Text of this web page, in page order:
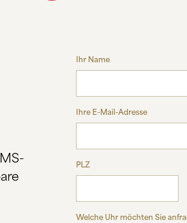
Ihr Name
Ihre E-Mail-Adresse
PLZ
Welche Uhr möchten Sie